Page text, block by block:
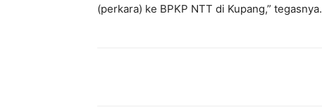
(perkara) ke BPKP NTT di Kupang,” tegasnya.